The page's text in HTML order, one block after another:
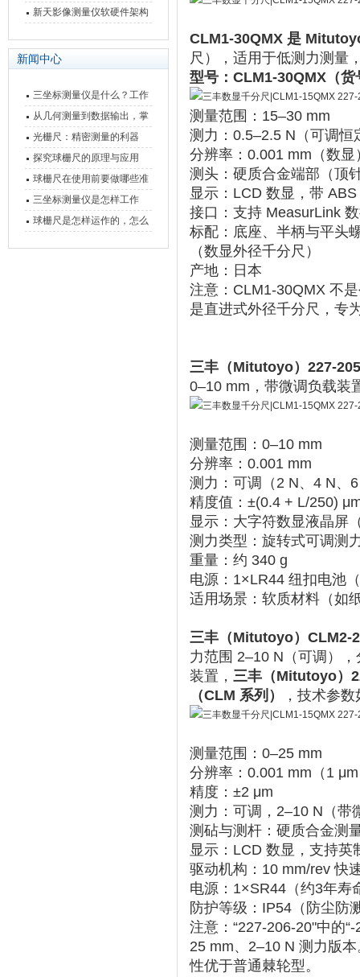
从开机到出报告，新手也能
新天影像测量仪软硬件架构
新闻中心
三坐标测量仪是什么？工作
原理、分类与核心功能一次
讲清
从几何测量到数据输出，掌
握万濠影像测量仪的六大核
心能力
光栅尺：精密测量的利器
探究球栅尺的原理与应用
球栅尺在使用前要做哪些准
备工作？
三坐标测量仪是怎样工作
的，功能有什么优势？
球栅尺是怎样运作的，怎么
CLM1-30QMX 是
尺），适用于低测力测量
型号 ：CLM1-30QMX（
测量范围 ‌：‌ 15–30 mm
测力 ‌：‌ 0.5–2.5 N（可调恒
分辨率 ‌：‌ 0.001 mm （数显
测头 ‌：‌ 硬质合金端部（顶
显示 ‌：‌ LCD 数显，带
接口 ‌：‌ 支持 MeasurLink
标配 ：底座、半柄与平头
（数显外径千分尺）
产地 ‌：‌ 日本
注意：CLM1-30QMX ‌ 不
是‌直进式外径千分尺 ，专
三丰（Mitutoyo）227-
0–10 mm，带微调负载装
测量范围 ‌：0–10 mm
分辨率 ‌：0.001 mm
测力 ：可调（2 N、4 N
精度值‌：±(0.4 + L/250)
显示 ：大字符数显液晶屏
测力类型 ：旋转式可调测
重量 ‌：约 340 g
电源 ：1×LR44 纽扣电池
适用场景 ：软质材料（如
三丰（Mitutoyo）CLM2-
力范围 2–10 N（可调）
装置， 三丰（Mitutoyo）
（CLM 系列）
，技术参
测量范围 ‌：0–25 mm
分辨率 ：0.001 mm（1
精度 ‌：±2 μm
测力 ‌：可调，‌ 2–10 N （
测砧与测杆 ：硬质合金测
显示 ：LCD 数显，支持
驱动机构 ：10 mm/rev 快
电源 ：1×SR44（约3年寿
防护等级 ：IP54（防尘防
注意：“227-206-20"中的
25 mm、2–10 N 测力版
性优于普通棘轮型。‌‌